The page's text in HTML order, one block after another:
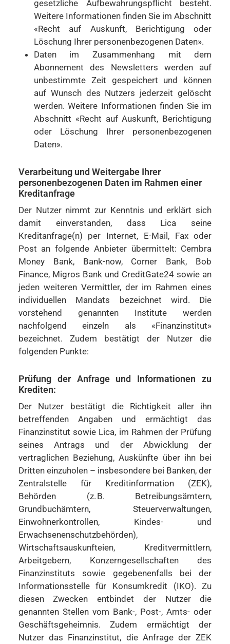
gesetzliche Aufbewahrungspflicht besteht.
Weitere Informationen finden Sie im Abschnitt
«Recht auf Auskunft, Berichtigung oder
Löschung Ihrer personenbezogenen Daten».
Daten im Zusammenhang mit dem
Abonnement des Newsletters werden auf
unbestimmte Zeit gespeichert und können
auf Wunsch des Nutzers jederzeit gelöscht
werden. Weitere Informationen finden Sie im
Abschnitt «Recht auf Auskunft, Berichtigung
oder Löschung Ihrer personenbezogenen
Daten».
Verarbeitung und Weitergabe Ihrer
personenbezogenen Daten im Rahmen einer
Kreditanfrage
Der Nutzer nimmt zur Kenntnis und erklärt sich
damit einverstanden, dass Lica seine
Kreditanfrage(n) per Internet, E-Mail, Fax oder
Post an folgende Anbieter übermittelt: Cembra
Money Bank, Bank-now, Corner Bank, Bob
Finance, Migros Bank und CreditGate24 sowie an
jeden weiteren Vermittler, der im Rahmen eines
individuellen Mandats bezeichnet wird. Die
vorstehend genannten Institute werden
nachfolgend einzeln als «Finanzinstitut»
bezeichnet. Zudem bestätigt der Nutzer die
folgenden Punkte:
Prüfung der Anfrage und Informationen zu
Krediten:
Der Nutzer bestätigt die Richtigkeit aller ihn
betreffenden Angaben und ermächtigt das
Finanzinstitut sowie Lica, im Rahmen der Prüfung
seines Antrags und der Abwicklung der
vertraglichen Beziehung, Auskünfte über ihn bei
Dritten einzuholen – insbesondere bei Banken, der
Zentralstelle für Kreditinformation (ZEK),
Behörden (z. B. Betreibungsämtern,
Grundbuchämtern, Steuerverwaltungen,
Einwohnerkontrollen, Kindes- und
Erwachsenenschutzbehörden),
Wirtschaftsauskunfteien, Kreditvermittlern,
Arbeitgebern, Konzerngesellschaften des
Finanzinstituts sowie gegebenenfalls bei der
Informationsstelle für Konsumkredit (IKO). Zu
diesen Zwecken entbindet der Nutzer die
genannten Stellen vom Bank-, Post-, Amts- oder
Geschäftsgeheimnis. Zudem ermächtigt der
Nutzer das Finanzinstitut, die Anfrage der ZEK